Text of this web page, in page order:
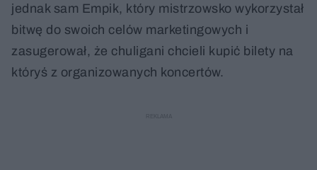
jednak sam Empik, który mistrzowsko wykorzystał
bitwę do swoich celów marketingowych i
zasugerował, że chuligani chcieli kupić bilety na
któryś z organizowanych koncertów.